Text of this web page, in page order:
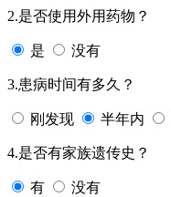
2.是否使用外用药物？
是 没有
3.患病时间有多久？
刚发现 半年内
4.是否有家族遗传史？
有 没有